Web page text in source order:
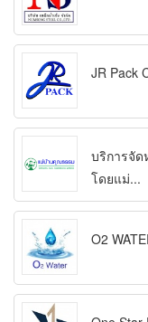
JR Pack
บริการจัด
โดยแม่...
O2